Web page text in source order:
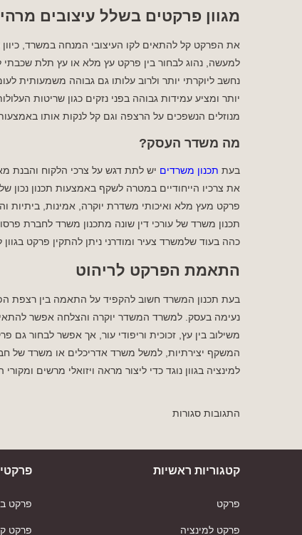
מגוון פרקטים בשלל עיצובים
את הפרקט קל להתאים לקו העיצובי המנחה במשרד,
למעשה, נהוג לבחור בין פרקט עץ מלא או עץ תלת שכבתי
נחשב ליוקרתי יותר ולרוב עלותו גם גבוהה משמעותית
יותר ומציע עמידות גבוהה בפני נזקים כגון שריטות
מנוזלים הנשפכים על הרצפה וגם קל לנקות אותו
מה משדר העסק?
בעת תכנון משרדים יש לתת דגש על צרכי הלקוח והבנת
את צרכיו הייחודיים במטרה לשקף באמצעות תכנון
פרקט מעץ מלא ואיכותי משדרת יוקרה, אמינות, ביתיות
תכנון משרד של עורכי דין שונה מתכנון משרד לחברת
כהה בעוד שלמשרד צעיר ומודרני ניתן להתקין פרקט בגוון
התאמת הפרקט לריהוט
בעת תכנון המשרד חשוב להקפיד על התאמה בין רצפת
נעימה בעסק. למשרד המשדר יוקרה והצלחה אפשר
משילוב בין עץ, זכוכית וריפודי עור, אך אפשר לבחור גם
המשקף יצירתיות, למשל משרד אדריכלים או משרד של
למינציה בגוון נוגד כדי ליצור מראה ויזואלי מרשים
התגובות סגורות
קטגוריות ראשיות
פרקט
פרקט למינציה
פרקט
פרקט